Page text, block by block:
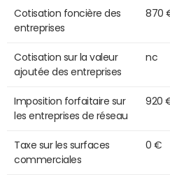
Cotisation foncière des
entreprises
870
Cotisation sur la valeur
ajoutée des entreprises
nc
Imposition forfaitaire sur
les entreprises de réseau
920
Taxe sur les surfaces
commerciales
0 €